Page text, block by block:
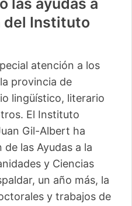
las ayudas a
del Instituto
atención a los
provincia de
lingüístico, literario
El Instituto
Gil-Albert ha
las Ayudas a la
y Ciencias
un año más, la
y trabajos de